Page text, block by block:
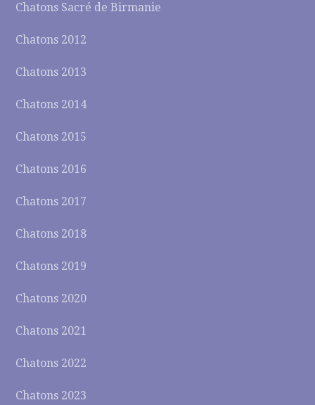
Chatons Sacré de Birmanie
Chatons 2012
Chatons 2013
Chatons 2014
Chatons 2015
Chatons 2016
Chatons 2017
Chatons 2018
Chatons 2019
Chatons 2020
Chatons 2021
Chatons 2022
Chatons 2023